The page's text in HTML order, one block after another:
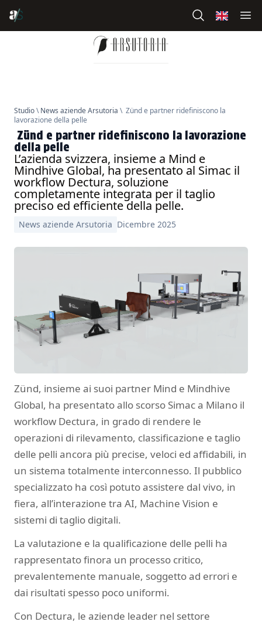
Studio\News aziende Arsutoria \ Zünd e partner ridefiniscono la
lavorazione della pelle
Zünd e partner ridefiniscono la lavorazione
della pelle
L’azienda svizzera, insieme a Mind e
Mindhive Global, ha presentato al Simac il
workflow Dectura, soluzione
completamente integrata per il taglio
preciso ed efficiente della pelle.
News aziende Arsutoria Dicembre 2025
Zünd, insieme ai suoi partner Mind e Mindhive
Global, ha presentato allo scorso Simac a Milano il
workflow Dectura, in grado di rendere le
operazioni di rilevamento, classificazione e taglio
delle pelli ancora più precise, veloci ed affidabili, in
un sistema totalmente interconnesso. Il pubblico
specializzato ha così potuto assistere dal vivo, in
fiera, all’interazione tra AI, Machine Vision e
sistemi di taglio digitali.
La valutazione e la qualificazione delle pelli ha
rappresentato finora un processo critico,
prevalentemente manuale, soggetto ad errori e
dai risultati spesso poco uniformi.
Con Dectura, le aziende leader nel settore